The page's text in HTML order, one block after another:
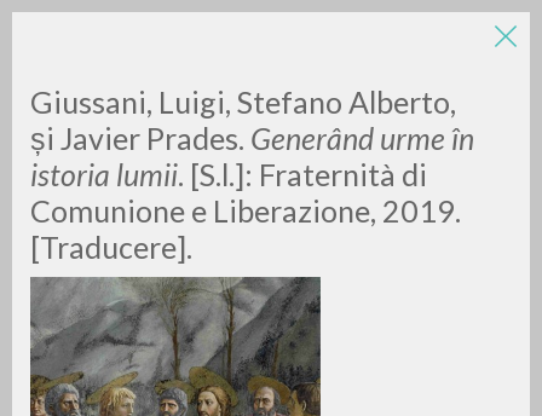
Giussani, Luigi, Stefano Alberto,
și Javier Prades. Generând urme în
istoria lumii. [S.l.]: Fraternità di
Comunione e Liberazione, 2019.
[Traducere].
LUIGI
GIUSSANI